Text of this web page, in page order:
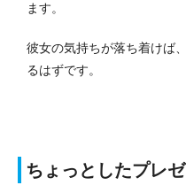
ます。
彼女の気持ちが落ち着けば
るはずです。
ちょっとしたプレ